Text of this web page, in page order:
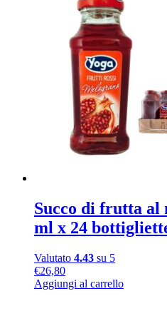
Succo di frutta al
ml x 24
Valutato 4.43 su 5
€26,80
Aggiungi al carrello